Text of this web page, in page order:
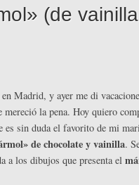
(de
Madrid, y ayer me di
la pena. Hoy quiero
sin duda el favorito de mi
de chocolate y vainilla.
a los dibujos que presenta el